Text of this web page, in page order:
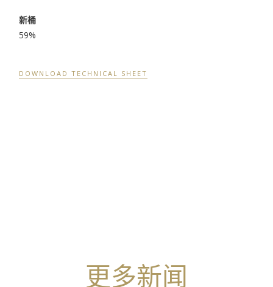
新桶
59%
DOWNLOAD TECHNICAL SHEET
更多新闻